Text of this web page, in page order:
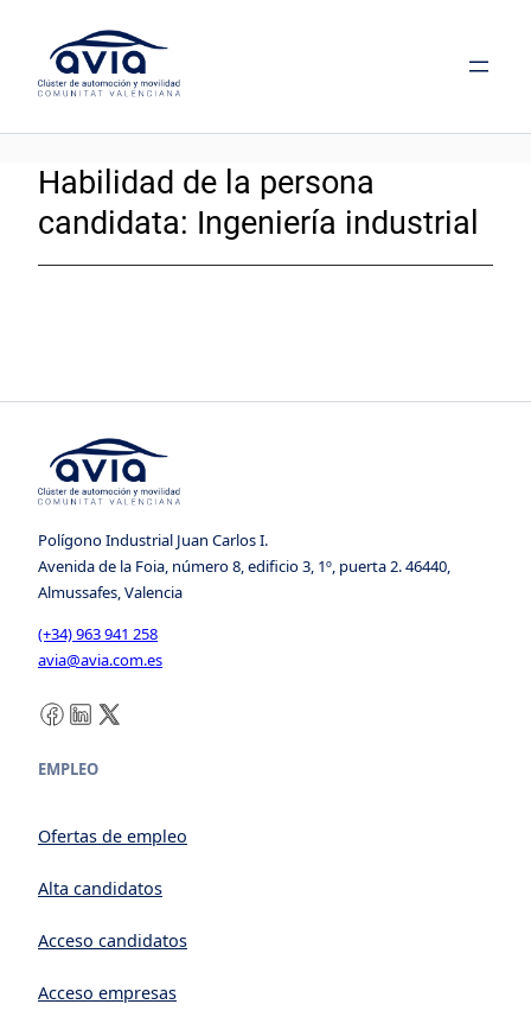
contenido
Habilidad de la persona
candidata: Ingeniería industrial
Polígono Industrial Juan Carlos I.
Avenida de la Foia, número 8, edificio 3, 1º, puerta 2. 46440,
Almussafes, Valencia
(+34) 963 941 258
avia@avia.com.es
Facebook LinkedIn X
EMPLEO
Ofertas de empleo
Alta candidatos
Acceso candidatos
Acceso empresas